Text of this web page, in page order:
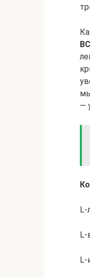
—
L-
L-
L-